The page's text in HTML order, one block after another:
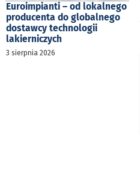
Euroimpianti – od lokalnego
producenta do globalnego
dostawcy technologii
lakierniczych
3 sierpnia 2026